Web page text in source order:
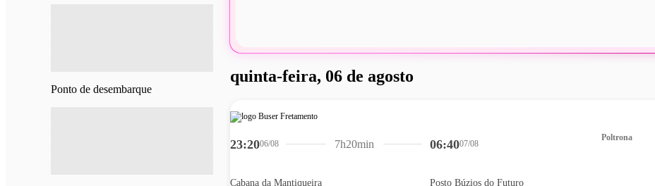
Ponto de desembarque
quinta-feira, 06 de agosto
23:2006/08
Cabana da Mantiqueira
06:4007/08
Posto Búzios do Futuro
7h20min
Poltrona